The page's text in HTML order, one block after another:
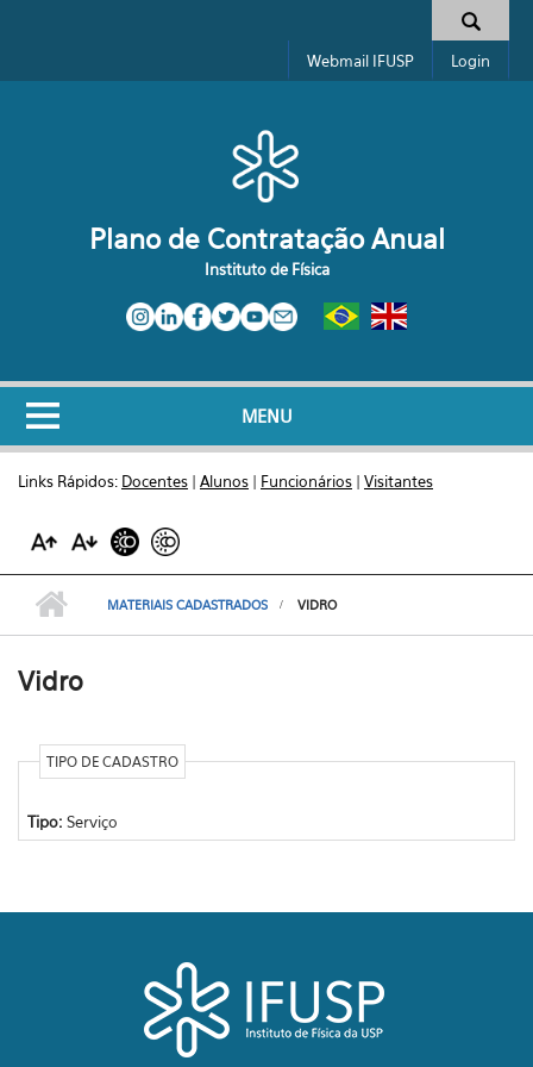
Formulário de busca
Webmail IFUSP Login
Plano de Contratação Anual
Instituto de Física
MENU
Links Rápidos: Docentes | Alunos | Funcionários | Visitantes
MATERIAIS CADASTRADOS VIDRO
Vidro
TIPO DE CADASTRO
Tipo: Serviço